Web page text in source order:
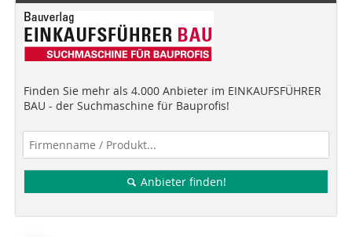
Finden Sie mehr als 4.000 Anbieter im EINKAUFSFÜHRER
BAU - der Suchmaschine für Bauprofis!
Anbieter finden!